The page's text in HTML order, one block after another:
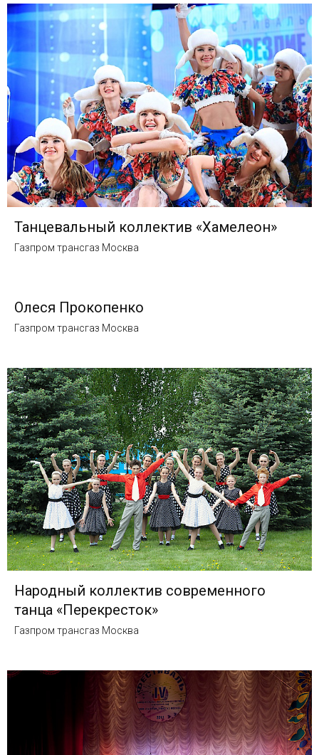
Танцевальный коллектив «Хамелеон»
Газпром трансгаз Москва
Олеся Прокопенко
Газпром трансгаз Москва
Народный коллектив современного
танца «Перекресток»
Газпром трансгаз Москва